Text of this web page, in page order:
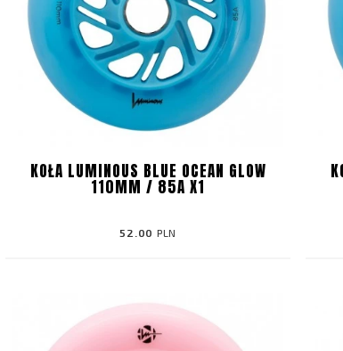
KOŁA LUMINOUS BLUE OCEAN GLOW
110MM / 85A X1
52.00 PLN